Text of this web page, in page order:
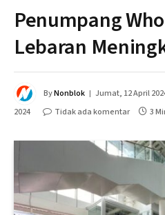
Penumpang
Lebaran
ByNonblok Jumat, 12 April
2024
Tidak ada komentar 3